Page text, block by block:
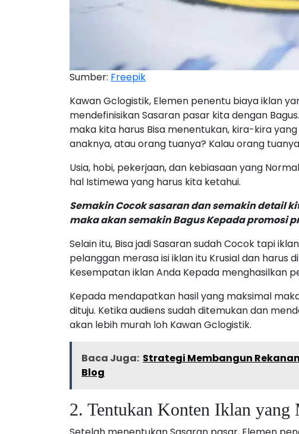
Sumber: Freepik
Kawan Gclogistik, Elemen penentu biaya iklan
mendefinisikan Sasaran pasar kita dengan
maka kita harus Bisa menentukan, kira-kira
anaknya, atau orang tuanya? Kalau orang
Usia, hobi, pekerjaan, dan kebiasaan yang
hal Istimewa yang harus kita ketahui.
Semakin Cocok sasaran dan semakin detail
maka akan semakin Bagus Kepada promosi
Selain itu, Bisa jadi Sasaran sudah Cocok tapi
pelanggan merasa isi iklan itu Krusial dan harus
Kesempatan iklan Anda Kepada menghasilkan
Kepada mendapatkan hasil yang maksimal
dituju. Ketika audiens sudah ditemukan dan
akan lebih murah loh Kawan Gclogistik.
Baca Juga: Strategi Membangun
Blog
2. Tentukan Konten Iklan yang